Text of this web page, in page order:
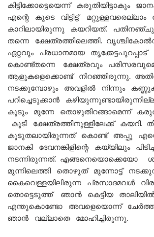
കിട്ടിക്കോട്ടെയെന്ന് കരുതിയിട്ടാകും
എന്റെ കൂടെ വിട്ടിട്ട് മറ്റുള്ളവരെല്ലാം
കാറിലായിരുന്നു കയറിയത്.
തന്നെ ക്ഷേത്രത്തിലെത്തി.
ഏറ്റവും പ്രധാനമായ
കൊണ്ട്തന്നെ ക്ഷേത്രവും
ആളുകളെക്കൊണ്ട് നിറഞ്ഞിരുന്നു.
നടക്കുമ്പോഴും അവളിൽ നിന്നും
പറിച്ചെടുക്കാൻ
കൂടും മുന്നേ തൊഴുതിറങ്ങാമെന്ന്
കൂടി ക്ഷേത്രത്തിനുള്ളിലേക്ക് കയറി.
കൂടുതലായിരുന്നത് കൊണ്ട് അപ്പു
ജാനകി ദേവനങ്കിളിന്റെ കയ്യിലും
നടന്നിരുന്നത്. എങ്ങനെയൊക്കെയോ
മുന്നിലെത്തി തൊഴുത് മുന്നോട്ട്
കൈവെള്ളയിലിരുന്ന പ്രസാദമവൾ
തൊട്ടെടുത്ത് ഞാൻ കെട്ടിയ
എന്തുകൊണ്ടോ അവളെയൊന്ന്
ഞാൻ വല്ലാതെ മോഹിച്ചിരുന്നു.